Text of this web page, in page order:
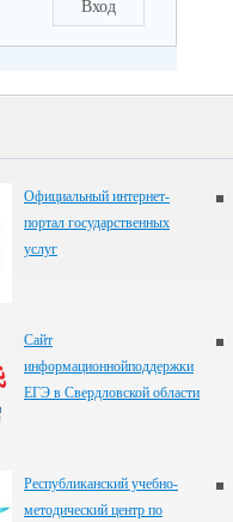
Вход
Официальный интернет-
портал государственных
услуг
Сайт
информационнойподдержки
ЕГЭ в Свердловской области
Республиканский учебно-
методический центр по